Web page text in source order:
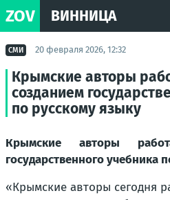
ZOV ВИННИЦА
СМИ 20 февраля 2026, 12:32
Крымские авторы
созданием
по русскому языку
Крымские авторы
государственного учебника
«Крымские авторы сегодня